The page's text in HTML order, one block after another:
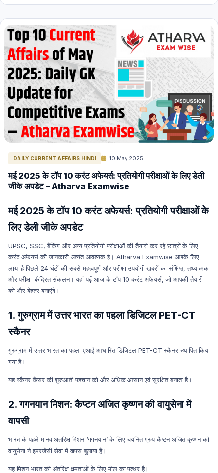
MP GK
Science & Technology
Polity Hindi
Polity English
Space (Nasa, Isro etc) Hindi
Space (Nasa, Isro etc) English
The Hindu Editorial in English
INTERNATION RELATIONS HINDI
ENERGY HINDI
ENERGY ENGLISH
GK (General Knowledge) Hindi
GK (General Knowledge) English
International Current Affairs (English)
INDIAN ECONOMY HINDI
INDIAN ECONOMY ENGLISH
Science & Technology Hindi
Environment and Biodiversity Hindi
Global Index
Government Scheme
Government Scheme Hindi
NASA
NASA HINDI
Personality
History & Culture
History & Culture Hindi
Sports
Sports Hindi
Art & Culture
DAILY CURRENT AFFAIRS HINDI 10 May 2025
मई 2025 के टॉप 10 करंट अफेयर्स: प्रतियोगी परीक्षाओं के लिए डेली
जीके अपडेट – Atharva Examwise
मई 2025 के टॉप 10 करंट अफेयर्स: प्रतियोगी परीक्षाओं के
लिए डेली जीके अपडेट
UPSC, SSC, बैंकिंग और अन्य प्रतियोगी परीक्षाओं की तैयारी कर रहे छात्रों के लिए
करंट अफेयर्स की जानकारी अत्यंत आवश्यक है। Atharva Examwise आपके लिए
लाया है पिछले 24 घंटों की सबसे महत्वपूर्ण और परीक्षा उपयोगी खबरों का संक्षिप्त, तथ्यात्मक
और परीक्षा-केंद्रित संकलन। यहां पढ़ें आज के टॉप 10 करंट अफेयर्स, जो आपकी तैयारी
को और बेहतर बनाएंगे।
1. गुरुग्राम में उत्तर भारत का पहला डिजिटल PET-CT
स्कैनर
गुरुग्राम में उत्तर भारत का पहला एआई आधारित डिजिटल PET-CT स्कैनर स्थापित किया
गया है।
यह स्कैनर कैंसर की शुरुआती पहचान को और अधिक आसान एवं सुरक्षित बनाता है।
2. गगनयान मिशन: कैप्टन अजित कृष्णन की वायुसेना में
वापसी
भारत के पहले मानव अंतरिक्ष मिशन ‘गगनयान’ के लिए चयनित ग्रुप कैप्टन अजित कृष्णन को
वायुसेना ने इमरजेंसी सेवा में वापस बुलाया है।
यह मिशन भारत की अंतरिक्ष क्षमताओं के लिए मील का पत्थर है।